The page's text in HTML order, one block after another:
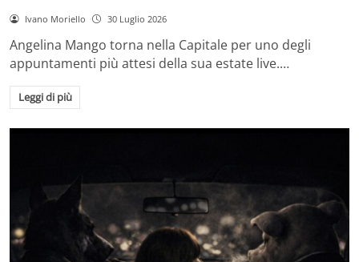
Ivano Moriello 30 Luglio 2026
Angelina Mango torna nella Capitale per uno degli
appuntamenti più attesi della sua estate live.…
Leggi di più